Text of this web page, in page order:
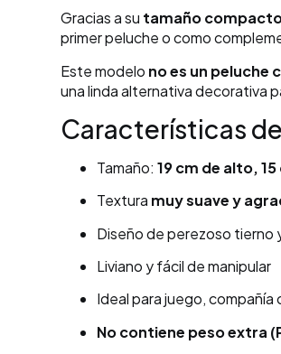
Gracias a su tamaño
primer peluche o como
Este modelo no es un peluche
una linda alternativa decorativa
Características
Tamaño:19 cm de alto,
Textura muy suave y
Diseño de perezoso tierno
Liviano y fácil de manipular
Ideal para juego, compañía
No contiene peso extra